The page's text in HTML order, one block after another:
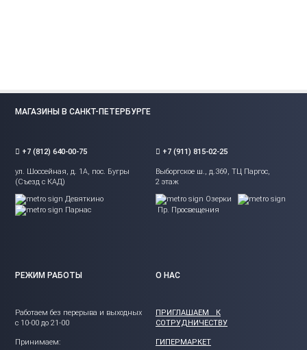
МАГАЗИНЫ В САНКТ-ПЕТЕРБУРГЕ
+7 (812) 640-00-75
ул. Шоссейная, д. 1А, пос. Бугры
(Съезд с КАД)
Девяткино
Парнас
+7 (911) 815-02-25
Выборгское ш., д.369, ТЦ Паргос,
2 этаж
Озерки
Пр. Просвещения
РЕЖИМ РАБОТЫ
Работаем без перерыва и выходных
с 10-00 до 21-00
Принимаем:
О НАС
ПРИГЛАШАЕМ К
СОТРУДНИЧЕСТВУ
ГИПЕРМАРКЕТ